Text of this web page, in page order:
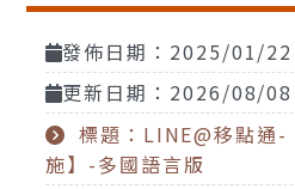
發佈日期：2025/01/22
更新日期：2026/08/08
標題：LINE@移點通-
施】-多國語言版